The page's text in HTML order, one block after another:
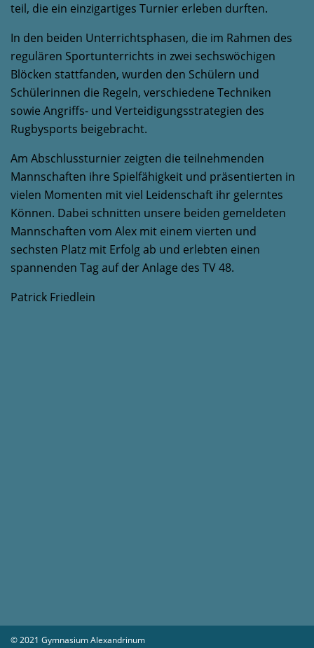
teil, die ein einzigartiges Turnier erleben durften.
In den beiden Unterrichtsphasen, die im Rahmen des
regulären Sportunterrichts in zwei sechswöchigen
Blöcken stattfanden, wurden den Schülern und
Schülerinnen die Regeln, verschiedene Techniken
sowie Angriffs- und Verteidigungsstrategien des
Rugbysports beigebracht.
Am Abschlussturnier zeigten die teilnehmenden
Mannschaften ihre Spielfähigkeit und präsentierten in
vielen Momenten mit viel Leidenschaft ihr gelerntes
Können. Dabei schnitten unsere beiden gemeldeten
Mannschaften vom Alex mit einem vierten und
sechsten Platz mit Erfolg ab und erlebten einen
spannenden Tag auf der Anlage des TV 48.
Patrick Friedlein
© 2021 Gymnasium Alexandrinum